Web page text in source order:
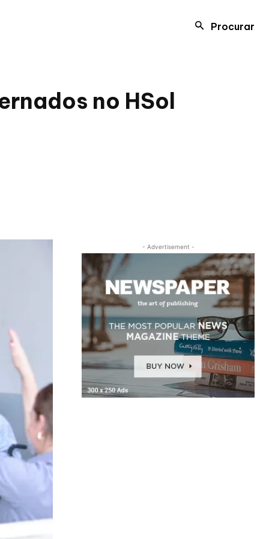
Procurar
no HSol
- Advertisement -